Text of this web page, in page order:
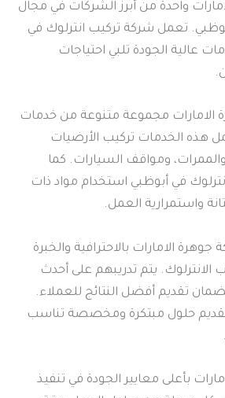
واحدة من أبرز الشركات في مجال
تعمل شركة تركيب انترلوك في
عالية الجودة تلبي احتياجات
الامارات مجموعة متنوعة من خدمات
هذه الخدمات تركيب الأرضيات
والممرات، ومواقف السيارات. كما
في أبوظبي استخدام مواد ذات
واستمرارية العمل.
الامارات بالاحترافية والخبرة
الانترلوك. يتم تدريبهم على أحدث
تقديم أفضل النتائج للعملاء.
حلول مبتكرة ومخصصة تناسب
بأعلى معايير الجودة في تنفيذ